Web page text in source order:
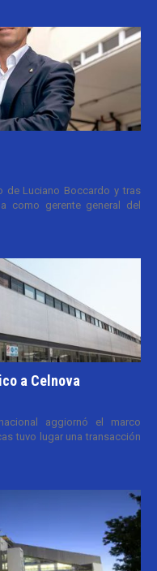
de Luciano Boccardo y tras
como gerente general del
a Celnova
aggiornó el marco
tuvo lugar una transacción